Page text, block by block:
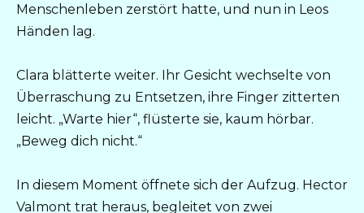
Menschenleben zerstört hatte, und nun in Leos
Händen lag.
Clara blätterte weiter. Ihr Gesicht wechselte von
Überraschung zu Entsetzen, ihre Finger zitterten
leicht. „Warte hier“, flüsterte sie, kaum hörbar.
„Beweg dich nicht.“
In diesem Moment öffnete sich der Aufzug. Hector
Valmont trat heraus, begleitet von zwei